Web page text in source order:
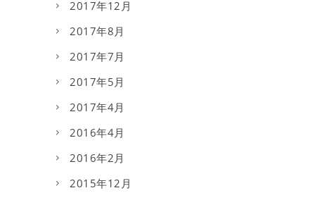
2017年12月
2017年8月
2017年7月
2017年5月
2017年4月
2016年4月
2016年2月
2015年12月